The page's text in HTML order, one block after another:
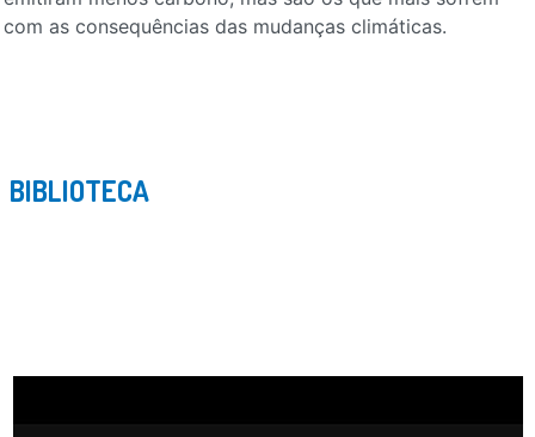
com as consequências das mudanças climáticas.
BIBLIOTECA